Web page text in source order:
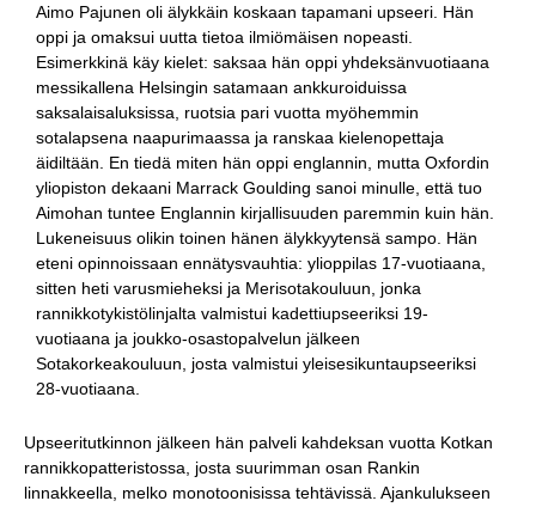
Aimo Pajunen oli älykkäin koskaan tapamani upseeri. Hän
oppi ja omaksui uutta tietoa ilmiömäisen nopeasti.
Esimerkkinä käy kielet: saksaa hän oppi yhdeksänvuotiaana
messikallena Helsingin satamaan ankkuroiduissa
saksalaisaluksissa, ruotsia pari vuotta myöhemmin
sotalapsena naapurimaassa ja ranskaa kielenopettaja
äidiltään. En tiedä miten hän oppi englannin, mutta Oxfordin
yliopiston dekaani Marrack Goulding sanoi minulle, että tuo
Aimohan tuntee Englannin kirjallisuuden paremmin kuin hän.
Lukeneisuus olikin toinen hänen älykkyytensä sampo. Hän
eteni opinnoissaan ennätysvauhtia: ylioppilas 17-vuotiaana,
sitten heti varusmieheksi ja Merisotakouluun, jonka
rannikkotykistölinjalta valmistui kadettiupseeriksi 19-
vuotiaana ja joukko-osastopalvelun jälkeen
Sotakorkeakouluun, josta valmistui yleisesikuntaupseeriksi
28-vuotiaana.
Upseeritutkinnon jälkeen hän palveli kahdeksan vuotta Kotkan
rannikkopatteristossa, josta suurimman osan Rankin
linnakkeella, melko monotoonisissa tehtävissä. Ajankulukseen